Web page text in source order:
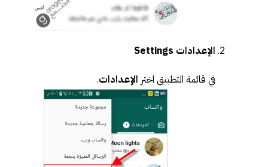
الإعدادات Settings
في قائمة التطبيق اختر الإعدادات.